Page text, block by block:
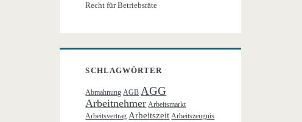
Recht für Betriebsräte
SCHLAGWÖRTER
Abmahnung AGB AGG
Arbeitnehmer Arbeitsmarkt
Arbeitsvertrag Arbeitszeit Arbeitszeugnis